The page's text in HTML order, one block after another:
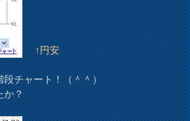
↑円安
段チャート！（＾＾）
か？